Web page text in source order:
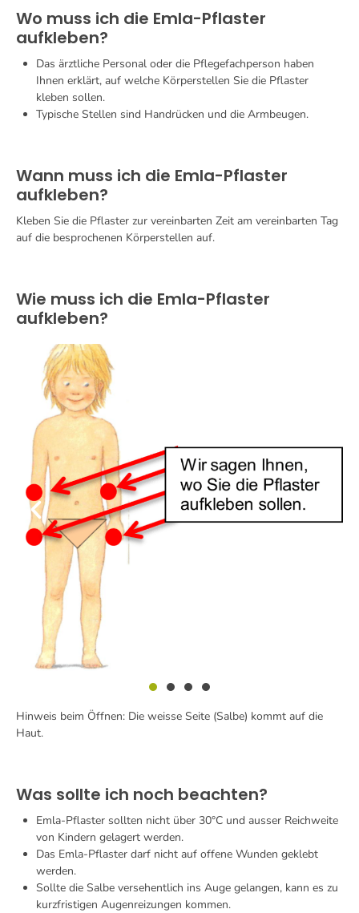
Wo muss ich die Emla-Pflaster
aufkleben?
Das ärztliche Personal oder die Pflegefachperson haben
Ihnen erklärt, auf welche Körperstellen Sie die Pflaster
kleben sollen.
Typische Stellen sind Handrücken und die Armbeugen.
Wann muss ich die Emla-Pflaster
aufkleben?
Kleben Sie die Pflaster zur vereinbarten Zeit am vereinbarten Tag
auf die besprochenen Körperstellen auf.
Wie muss ich die Emla-Pflaster
aufkleben?
Hinweis beim Öffnen: Die weisse Seite (Salbe) kommt auf die
Haut.
Was sollte ich noch beachten?
Emla-Pflaster sollten nicht über 30°C und ausser Reichweite
von Kindern gelagert werden.
Das Emla-Pflaster darf nicht auf offene Wunden geklebt
werden.
Sollte die Salbe versehentlich ins Auge gelangen, kann es zu
kurzfristigen Augenreizungen kommen.